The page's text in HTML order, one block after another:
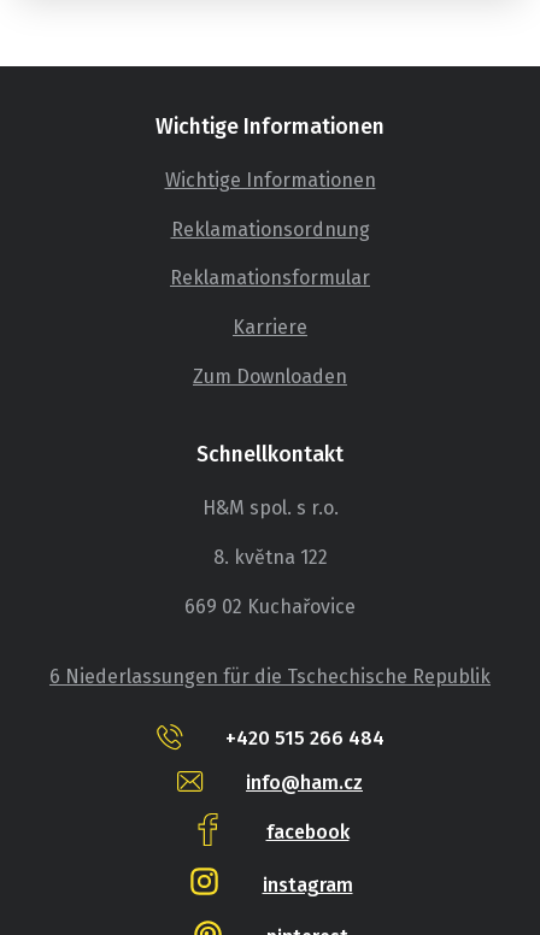
Wichtige Informationen
Wichtige Informationen
Reklamationsordnung
Reklamationsformular
Karriere
Zum Downloaden
Schnellkontakt
H&M spol. s r.o.
8. května 122
669 02 Kuchařovice
6 Niederlassungen für die Tschechische Republik
+420 515 266 484
info@ham.cz
facebook
instagram